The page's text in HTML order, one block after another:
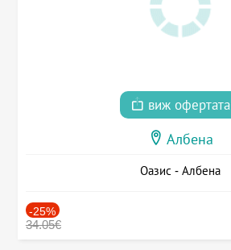
виж офертата
Албена
Оазис - Албена
-25%
34.05€